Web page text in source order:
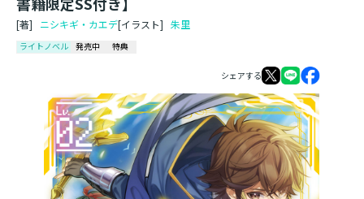
[著] ニシキギ・カエデ[イラスト] 朱里
ライトノベル 発売中 特典
シェアする